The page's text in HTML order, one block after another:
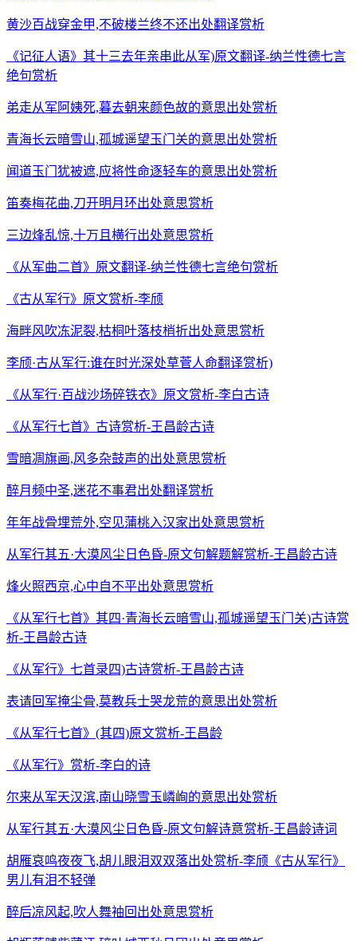
黄沙百战穿金甲,不破楼兰终不还出处翻译赏析
《记征人语》其十三去年亲串此从军)原文翻译-纳兰性德七言
绝句赏析
弟走从军阿姨死,暮去朝来颜色故的意思出处赏析
青海长云暗雪山,孤城遥望玉门关的意思出处赏析
闻道玉门犹被遮,应将性命逐轻车的意思出处赏析
笛奏梅花曲,刀开明月环出处意思赏析
三边烽乱惊,十万且横行出处意思赏析
《从军曲二首》原文翻译-纳兰性德七言绝句赏析
《古从军行》原文赏析-李颀
海畔风吹冻泥裂,枯桐叶落枝梢折出处意思赏析
李颀·古从军行:谁在时光深处草菅人命翻译赏析)
《从军行·百战沙场碎铁衣》原文赏析-李白古诗
《从军行七首》古诗赏析-王昌龄古诗
雪暗凋旗画,风多杂鼓声的出处意思赏析
醉月频中圣,迷花不事君出处翻译赏析
年年战骨埋荒外,空见蒲桃入汉家出处意思赏析
从军行其五·大漠风尘日色昏-原文句解题解赏析-王昌龄古诗
烽火照西京,心中自不平出处意思赏析
《从军行七首》其四·青海长云暗雪山,孤城遥望玉门关)古诗赏
析-王昌龄古诗
《从军行》七首录四)古诗赏析-王昌龄古诗
表请回军掩尘骨,莫教兵士哭龙荒的意思出处赏析
《从军行七首》(其四)原文赏析-王昌龄
《从军行》赏析-李白的诗
尔来从军天汉滨,南山晓雪玉嶙峋的意思出处赏析
从军行其五·大漠风尘日色昏-原文句解诗意赏析-王昌龄诗词
胡雁哀鸣夜夜飞,胡儿眼泪双双落出处赏析-李颀《古从军行》
男儿有泪不轻弹
醉后凉风起,吹人舞袖回出处意思赏析